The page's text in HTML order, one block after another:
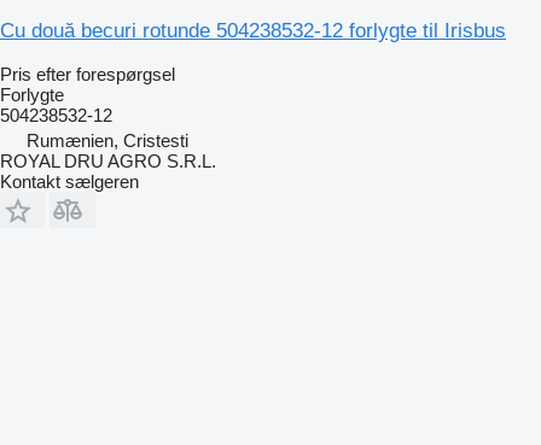
Cu două becuri rotunde 504238532-12 forlygte til Irisbus
Pris efter forespørgsel
Forlygte
504238532-12
Rumænien, Cristesti
ROYAL DRU AGRO S.R.L.
Kontakt sælgeren